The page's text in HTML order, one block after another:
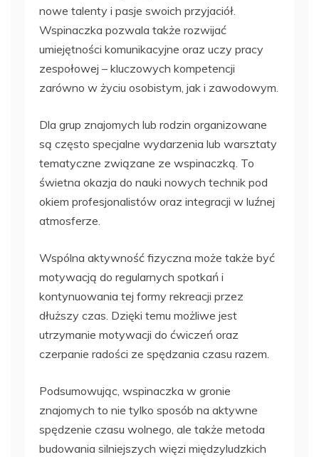
nowe talenty i pasje swoich przyjaciół.
Wspinaczka pozwala także rozwijać
umiejętności komunikacyjne oraz uczy pracy
zespołowej – kluczowych kompetencji
zarówno w życiu osobistym, jak i zawodowym.
Dla grup znajomych lub rodzin organizowane
są często specjalne wydarzenia lub warsztaty
tematyczne związane ze wspinaczką. To
świetna okazja do nauki nowych technik pod
okiem profesjonalistów oraz integracji w luźnej
atmosferze.
Wspólna aktywność fizyczna może także być
motywacją do regularnych spotkań i
kontynuowania tej formy rekreacji przez
dłuższy czas. Dzięki temu możliwe jest
utrzymanie motywacji do ćwiczeń oraz
czerpanie radości ze spędzania czasu razem.
Podsumowując, wspinaczka w gronie
znajomych to nie tylko sposób na aktywne
spędzenie czasu wolnego, ale także metoda
budowania silniejszych więzi międzyludzkich